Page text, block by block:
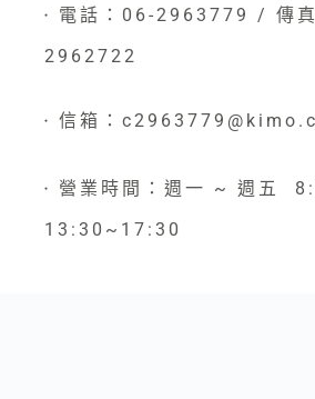
●
電話：06-2963779 / 傳
2962722
● 信箱：
●
營業時間：週一 ~ 週五
13:30~17:30